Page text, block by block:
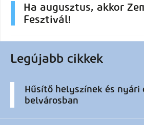
Ha augusztus, akkor
Fesztivál!
Legújabb cikkek
Hűsítő helyszínek és nyári
belvárosban